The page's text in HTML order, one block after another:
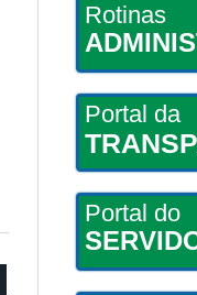
Rotinas
Portal da
Portal do